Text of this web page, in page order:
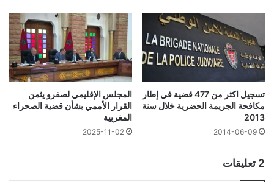
تسجيل اكثر من 477 قضية في إطار
مكافحة الجريمة الحضرية خلال سنة
2013
2014-06-09
المجلس الإقليمي لصفرو يثمن
القرار الأممي بشأن قضية الصحراء
المغربية
2025-11-02
‫2 تعليقات